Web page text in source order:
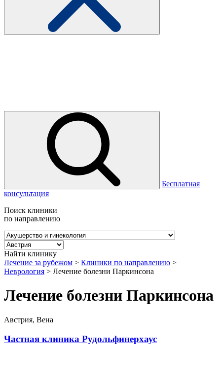
Бесплатная
консультация
Поиск клиники
по направлению
Найти клинику
Лечение за рубежом > Клиники по направлению >
Неврология > Лечение болезни Паркинсона
Лечение болезни Паркинсона
Австрия, Вена
Частная клиника Рудольфинерхаус